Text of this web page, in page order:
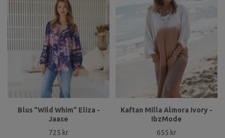
Blus "Wild Whim" Eliza -
Jaase
725 kr
Kaftan Milla Almora Ivory -
IbzMode
655 kr